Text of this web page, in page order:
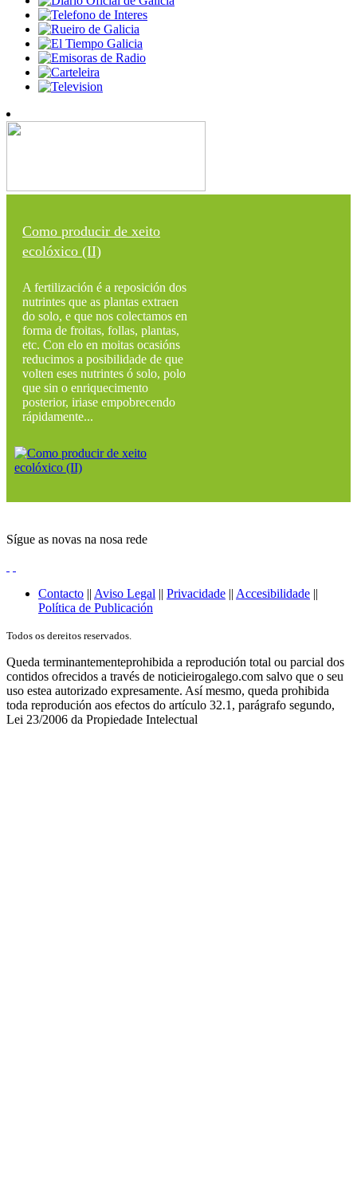
Como producir de xeito
ecolóxico (II)
A fertilización é a reposición dos
nutrintes que as plantas extraen
do solo, e que nos colectamos en
forma de froitas, follas, plantas,
etc. Con elo en moitas ocasións
reducimos a posibilidade de que
volten eses nutrintes ó solo, polo
que sin o enriquecimento
posterior, iriase empobrecendo
rápidamente...
Sígue as novas na nosa rede
Contacto || Aviso Legal || Privacidade || Accesibilidade ||
Política de Publicación
Todos os dereitos reservados.
Queda terminantementeprohibida a reprodución total ou parcial dos
contidos ofrecidos a través de noticieirogalego.com salvo que o seu
uso estea autorizado expresamente. Así mesmo, queda prohibida
toda reprodución aos efectos do artículo 32.1, parágrafo segundo,
Lei 23/2006 da Propiedade Intelectual